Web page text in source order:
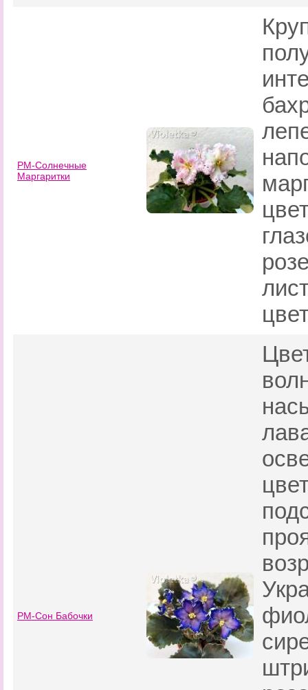
РМ-Солнечные
Маргаритки
РМ-Сон Бабочки